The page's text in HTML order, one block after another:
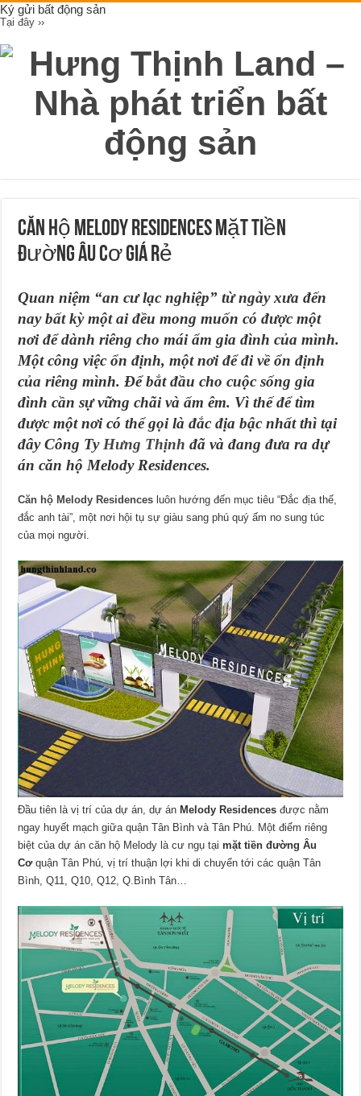
Ký gửi bất động sản
Tại đây ››
Căn hộ Melody Residences mặt tiền
đường Âu Cơ giá rẻ
Quan niệm “an cư lạc nghiệp” từ ngày xưa đến
nay bất kỳ một ai đều mong muốn có được một
nơi để dành riêng cho mái ấm gia đình của mình.
Một công việc ổn định, một nơi để đi về ổn định
của riêng mình. Để bắt đầu cho cuộc sống gia
đình cần sự vững chãi và ấm êm. Vì thế để tìm
được một nơi có thể gọi là đắc địa bậc nhất thì tại
đây Công Ty Hưng Thịnh đã và đang đưa ra dự
án căn hộ Melody Residences.
Căn hộ Melody Residences luôn hướng đến mục tiêu “Đắc địa thế,
đắc anh tài”, một nơi hội tụ sự giàu sang phú quý ấm no sung túc
của mọi người.
Đầu tiên là vị trí của dự án, dự án Melody Residences được nằm
ngay huyết mạch giữa quận Tân Bình và Tân Phú. Một điểm riêng
biệt của dự án căn hộ Melody là cư ngụ tạimặt tiền đường Âu
Cơquận Tân Phú, vị trí thuận lợi khi di chuyển tới các quận Tân
Bình, Q11, Q10, Q12, Q.Bình Tân…